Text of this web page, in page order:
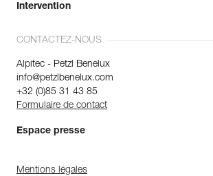
Intervention
CONTACTEZ-NOUS
Alpitec - Petzl Benelux
info@petzlbenelux.com
+32 (0)85 31 43 85
Formulaire de contact
Espace presse
Mentions légales